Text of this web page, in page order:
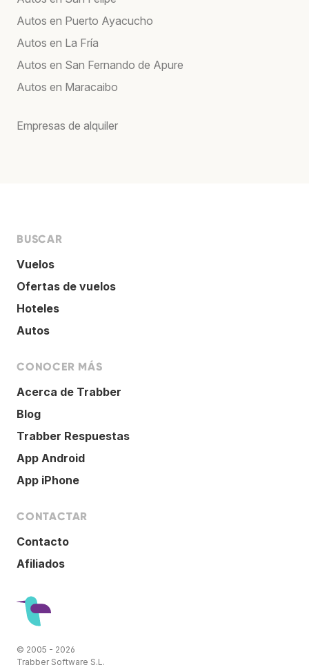
Autos en Puerto Ayacucho
Autos en La Fría
Autos en San Fernando de Apure
Autos en Maracaibo
Empresas de alquiler
BUSCAR
Vuelos
Ofertas de vuelos
Hoteles
Autos
CONOCER MÁS
Acerca de Trabber
Blog
Trabber Respuestas
App Android
App iPhone
CONTACTAR
Contacto
Afiliados
© 2005 - 2026
Trabber Software S.L.